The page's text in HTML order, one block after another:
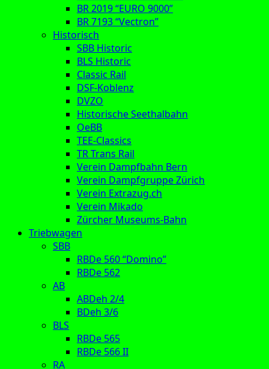
BR 2019 “EURO 9000”
BR 7193 “Vectron”
Historisch
SBB Historic
BLS Historic
Classic Rail
DSF-Koblenz
DVZO
Historische Seethalbahn
OeBB
TEE-Classics
TR Trans Rail
Verein Dampfbahn Bern
Verein Dampfgruppe Zürich
Verein Extrazug.ch
Verein Mikado
Zürcher Museums-Bahn
Triebwagen
SBB
RBDe 560 “Domino”
RBDe 562
AB
ABDeh 2/4
BDeh 3/6
BLS
RBDe 565
RBDe 566 II
RA